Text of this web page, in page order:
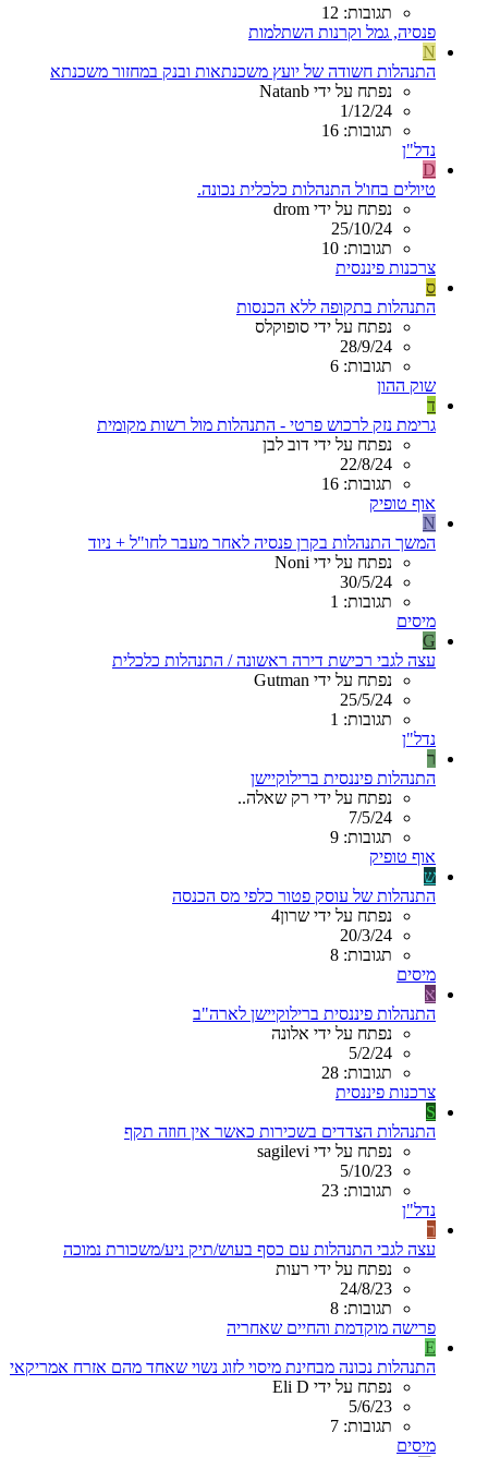
תגובות: 12
פנסיה, גמל וקרנות השתלמות
N
התנהלות חשודה של יועץ משכנתאות ובנק במחזור משכנתא
נפתח על ידי Natanb
1/12/24
תגובות: 16
נדל"ן
D
טיולים בחו'ל התנהלות כלכלית נכונה.
נפתח על ידי drom
25/10/24
תגובות: 10
צרכנות פיננסית
ס
התנהלות בתקופה ללא הכנסות
נפתח על ידי סופוקלס
28/9/24
תגובות: 6
שוק ההון
ד
גרימת נזק לרכוש פרטי - התנהלות מול רשות מקומית
נפתח על ידי דוב לבן
22/8/24
תגובות: 16
אוף טופיק
N
המשך התנהלות בקרן פנסיה לאחר מעבר לחו"ל + ניוד
נפתח על ידי Noni
30/5/24
תגובות: 1
מיסים
G
עצה לגבי רכישת דירה ראשונה / התנהלות כלכלית
נפתח על ידי Gutman
25/5/24
תגובות: 1
נדל"ן
ר
התנהלות פיננסית ברילוקיישן
נפתח על ידי רק שאלה..
7/5/24
תגובות: 9
אוף טופיק
ש
התנהלות של עוסק פטור כלפי מס הכנסה
נפתח על ידי שרון4
20/3/24
תגובות: 8
מיסים
א
התנהלות פיננסית ברילוקיישן לארה"ב
נפתח על ידי אלונה
5/2/24
תגובות: 28
צרכנות פיננסית
S
התנהלות הצדדים בשכירות כאשר אין חוזה תקף
נפתח על ידי sagilevi
5/10/23
תגובות: 23
נדל"ן
ר
עצה לגבי התנהלות עם כסף בעוש/תיק ניע/משכורת נמוכה
נפתח על ידי רעות
24/8/23
תגובות: 8
פרישה מוקדמת והחיים שאחריה
E
התנהלות נכונה מבחינת מיסוי לזוג נשוי שאחד מהם אזרח אמריקאי
נפתח על ידי Eli D
5/6/23
תגובות: 7
מיסים